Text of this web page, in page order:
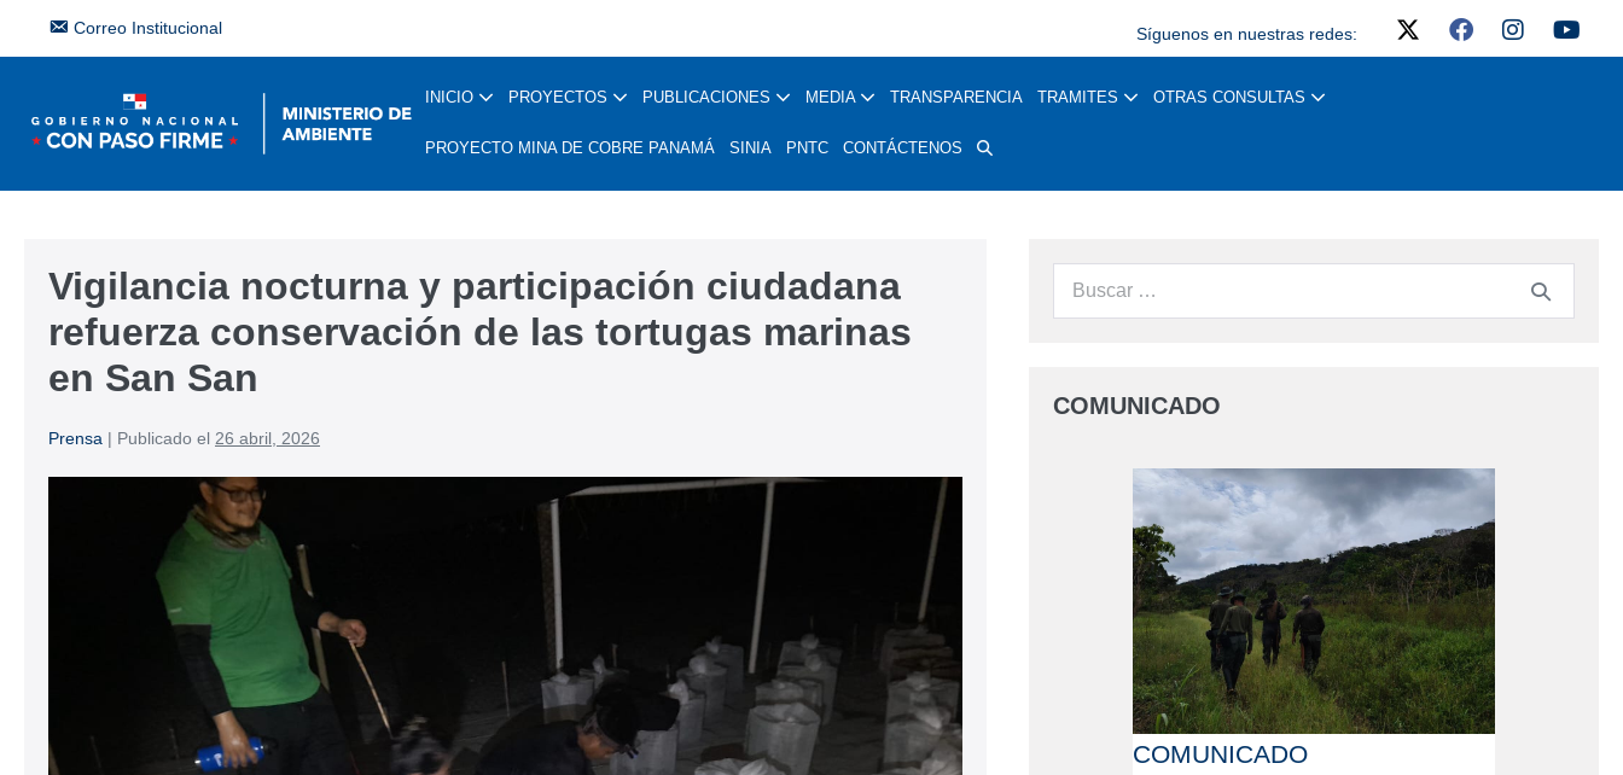
Correo Institucional Síguenos en nuestras redes:
INICIO PROYECTOS PUBLICACIONES MEDIA TRANSPARENCIA TRAMITES OTRAS CONSULTAS
PROYECTO MINA DE COBRE PANAMÁ SINIA PNTC CONTÁCTENOS
Vigilancia nocturna y participación ciudadana
refuerza conservación de las tortugas marinas
en San San
Prensa | Publicado el 26 abril, 2026
COMUNICADO
COMUNICADO